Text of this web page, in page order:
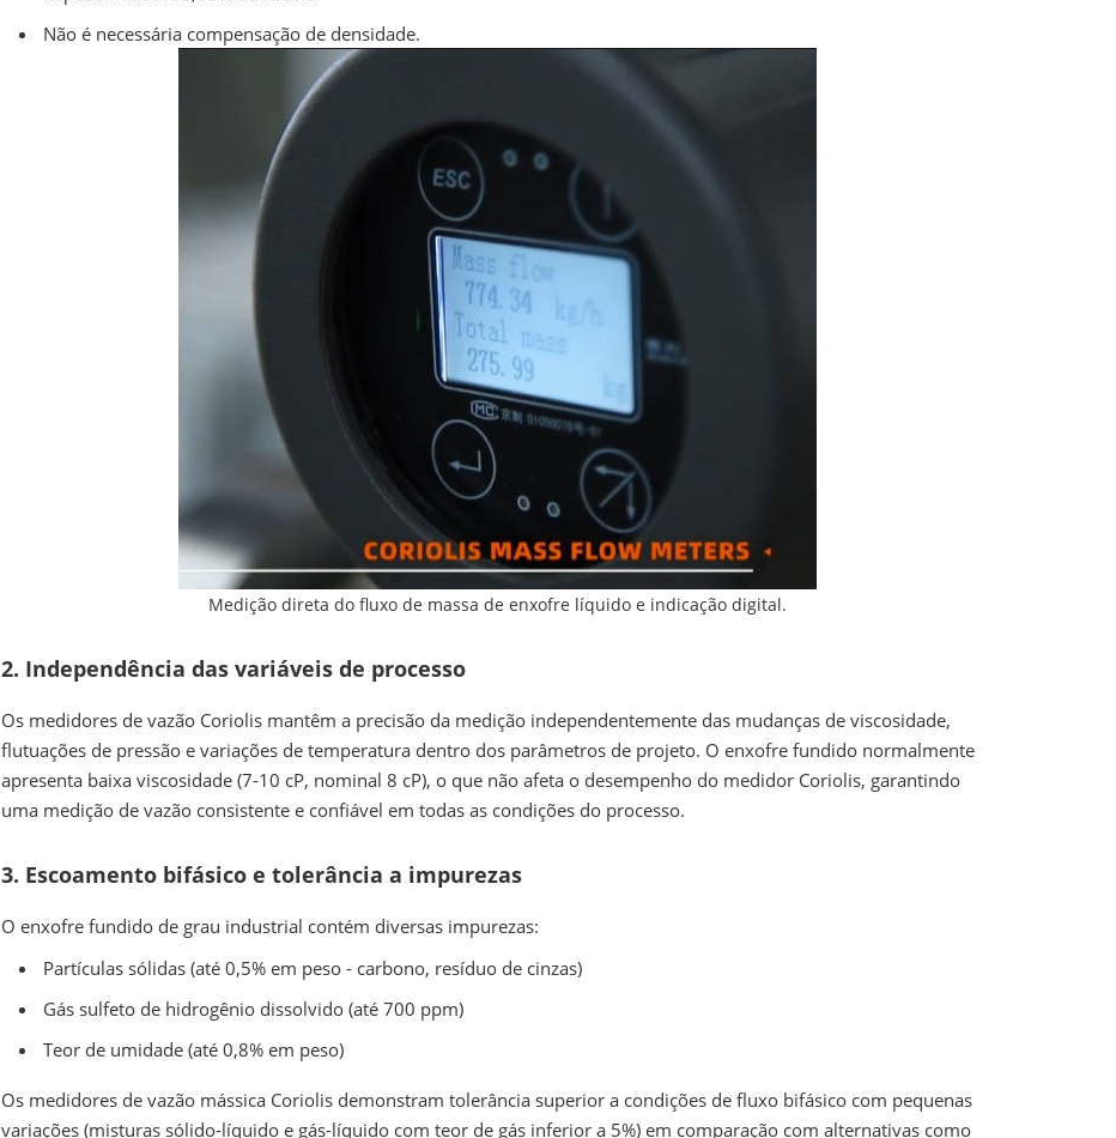
Não é necessária compensação de densidade.
Medição direta do fluxo de massa de enxofre líquido e indicação digital.
2. Independência das variáveis de processo
Os medidores de vazão Coriolis mantêm a precisão da medição independentemente das mudanças de viscosidade,
flutuações de pressão e variações de temperatura dentro dos parâmetros de projeto. O enxofre fundido normalmente
apresenta baixa viscosidade (7-10 cP, nominal 8 cP), o que não afeta o desempenho do medidor Coriolis, garantindo
uma medição de vazão consistente e confiável em todas as condições do processo.
3. Escoamento bifásico e tolerância a impurezas
O enxofre fundido de grau industrial contém diversas impurezas:
Partículas sólidas (até 0,5% em peso - carbono, resíduo de cinzas)
Gás sulfeto de hidrogênio dissolvido (até 700 ppm)
Teor de umidade (até 0,8% em peso)
Os medidores de vazão mássica Coriolis demonstram tolerância superior a condições de fluxo bifásico com pequenas
variações (misturas sólido-líquido e gás-líquido com teor de gás inferior a 5%) em comparação com alternativas como